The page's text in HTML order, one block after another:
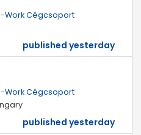
Work Cégcsoport
published yesterday
Work Cégcsoport
published yesterday